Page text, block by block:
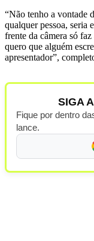
“Não tenho a vontade
qualquer pessoa, seria
frente da câmera só
quero que alguém
apresentador”,
SIGA
Fique por dentro
lance.